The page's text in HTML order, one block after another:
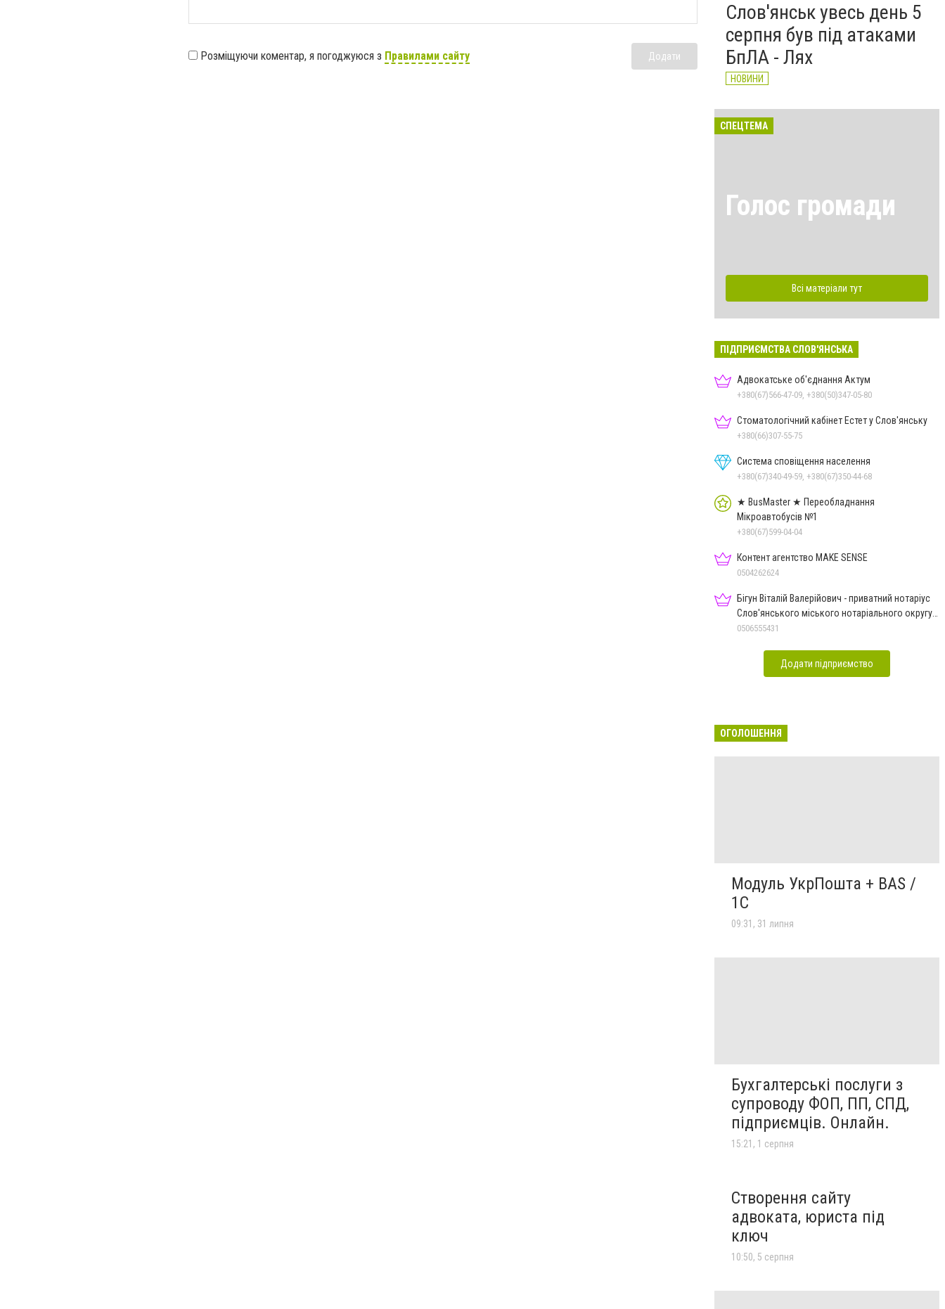
Розміщуючи коментар, я погоджуюся з Правилами сайту Додати
Слов'янськ увесь день 5
серпня був під атаками
БпЛА - Лях
НОВИНИ
СПЕЦТЕМА
Голос громади
Всі матеріали тут
ПІДПРИЄМСТВА СЛОВ'ЯНСЬКА
Адвокатське об'єднання Актум
+380(67)566-47-09, +380(50)347-05-80
Стоматологічний кабінет Естет у Слов'янську
+380(66)307-55-75
Система сповіщення населення
+380(67)340-49-59, +380(67)350-44-68
★ BusMaster ★ Переобладнання
Мікроавтобусів №1
+380(67)599-04-04
Контент агентство MAKE SENSE
0504262624
Бігун Віталій Валерійович - приватний нотаріус
Слов'янського міського нотаріального округу
Дон.обл.
0506555431
Додати підприємство
ОГОЛОШЕННЯ
Модуль УкрПошта + BAS /
1C
09:31, 31 липня
Бухгалтерські послуги з
супроводу ФОП, ПП, СПД,
підприємців. Онлайн.
15:21, 1 серпня
Створення сайту
адвоката, юриста під
ключ
10:50, 5 серпня